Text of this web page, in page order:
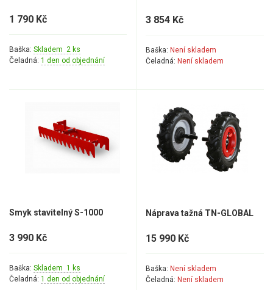
1 790 Kč
Baška: Skladem 2 ks
Čeladná: 1 den od objednání
3 854 Kč
Baška: Není skladem
Čeladná: Není skladem
Smyk stavitelný S-1000
3 990 Kč
Baška: Skladem 1 ks
Čeladná: 1 den od objednání
Náprava tažná TN-GLOBAL
15 990 Kč
Baška: Není skladem
Čeladná: Není skladem